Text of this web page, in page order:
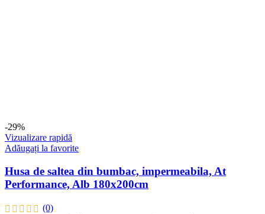
-29%
Vizualizare rapidă
Adăugați la favorite
Husa de saltea din bumbac, impermeabila, At
Performance, Alb 180x200cm
(0)